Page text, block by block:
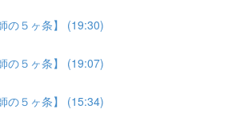
の５ヶ条】 (19:30)
の５ヶ条】 (19:07)
の５ヶ条】 (15:34)